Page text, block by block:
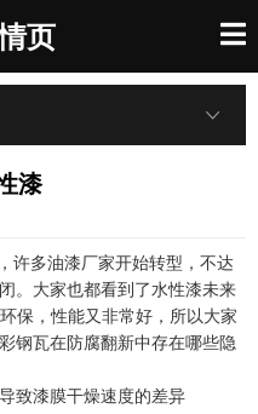
页
漆
多油漆厂家开始转型，不达
。大家也都看到了水性漆未来
保，性能又非常好，所以大家
钢瓦在防腐翻新中存在哪些隐
漆膜干燥速度的差异